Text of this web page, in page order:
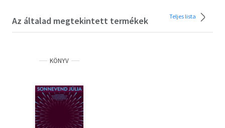
Az általad megtekintett termékek Teljes lista
KÖNYV